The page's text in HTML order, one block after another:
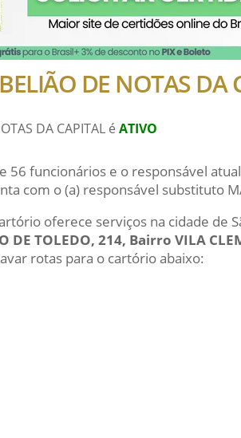
DE NOTAS DA
DA CAPITAL é ATIVO
funcionários e o responsável
com o (a) responsável substituto
oferece serviços na cidade de
DE TOLEDO, 214, Bairro VILA
rotas para o cartório abaixo: